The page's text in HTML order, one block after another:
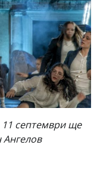
11 септември ще
Ангелов